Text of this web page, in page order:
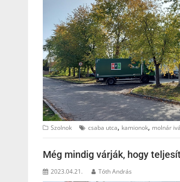
Szolnok csaba utca, kamionok, molnár
Még mindig várják, hogy
2023.04.21. Tóth András